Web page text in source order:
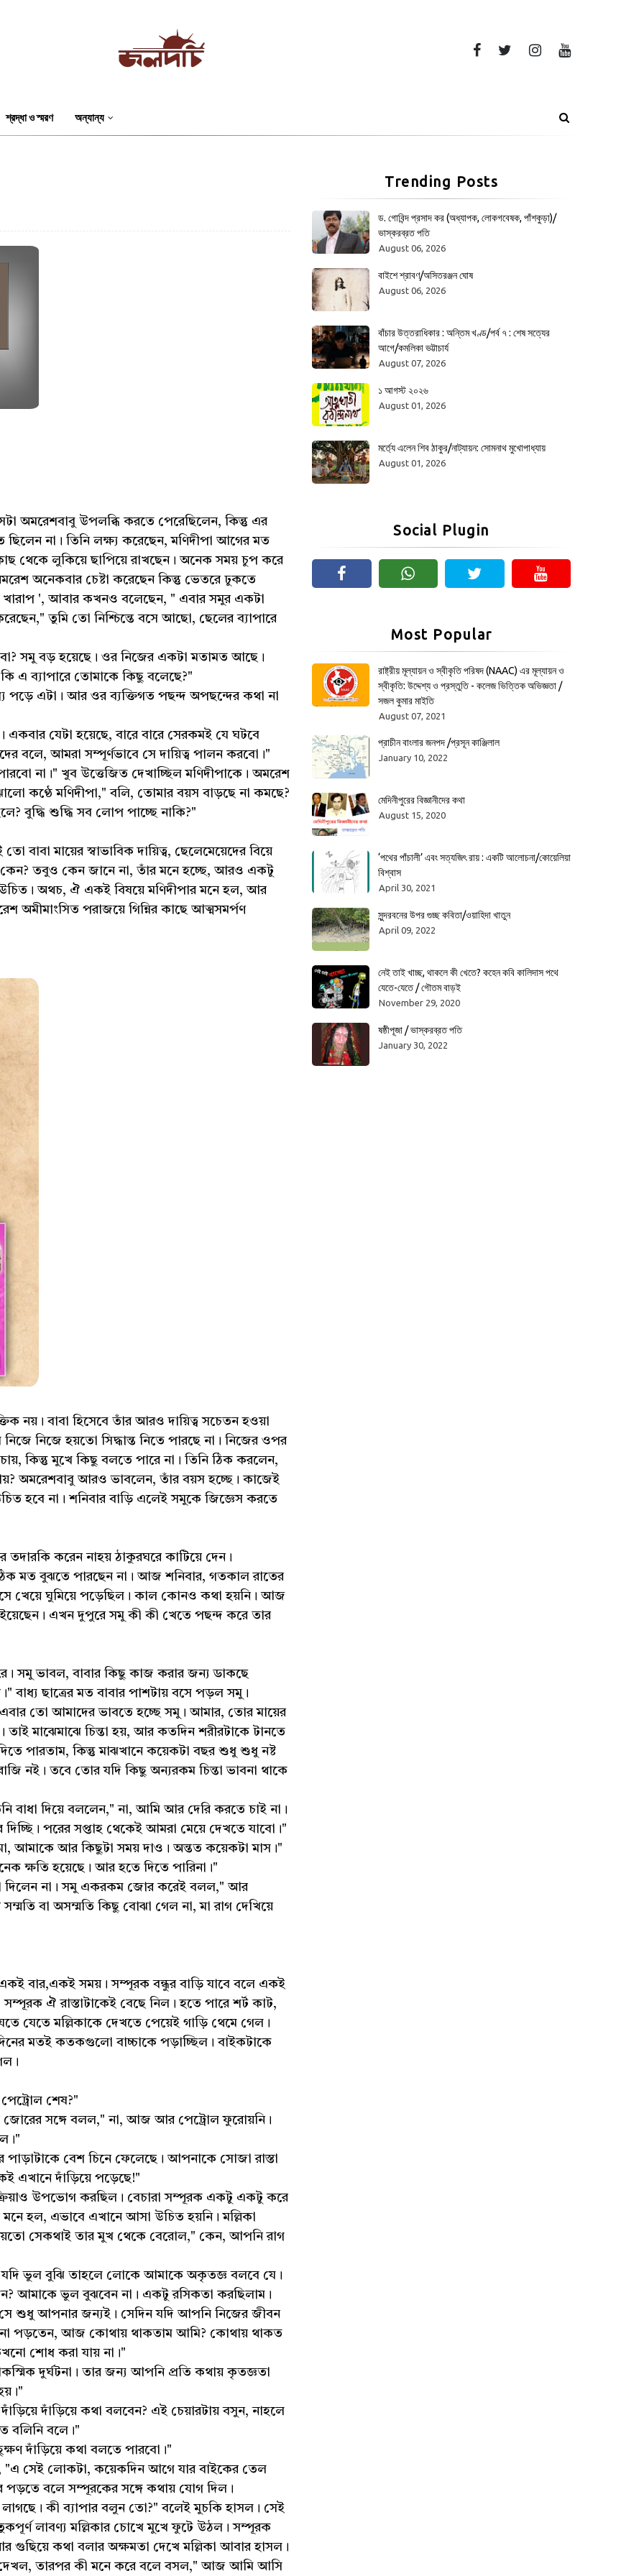
শ্রদ্ধা ও স্মরণ অন্যান্য
সেটা অমরেশবাবু উপলব্ধি করতে পেরেছিলেন, কিন্তু এর
ছিলেন না। তিনি লক্ষ্য করেছেন, মণিদীপা আগের মত
থেকে লুকিয়ে ছাপিয়ে রাখছেন। অনেক সময় চুপ করে
অনেকবার চেষ্টা করেছেন কিন্তু ভেতরে ঢুকতে
', আবার কখনও বলেছেন, " এবার সমুর একটা
তুমি তো নিশ্চিন্তে বসে আছো, ছেলের ব্যাপারে
সমু বড় হয়েছে। ওর নিজের একটা মতামত আছে।
এ ব্যাপারে তোমাকে কিছু বলেছে?"
পড়ে এটা। আর ওর ব্যক্তিগত পছন্দ অপছন্দের কথা না
যেটা হয়েছে, বারে বারে সেরকমই যে ঘটবে
বলে, আমরা সম্পূর্ণভাবে সে দায়িত্ব পালন করবো।"
না।" খুব উত্তেজিত দেখাচ্ছিল মণিদীপাকে। অমরেশ
কণ্ঠে মণিদীপা," বলি, তোমার বয়স বাড়ছে না কমছে?
বুদ্ধি শুদ্ধি সব লোপ পাচ্ছে নাকি?"
মায়ের স্বাভাবিক দায়িত্ব, ছেলেমেয়েদের বিয়ে
তবুও কেন জানে না, তাঁর মনে হচ্ছে, আরও একটু
অথচ, ঐ একই বিষয়ে মণিদীপার মনে হল, আর
অমীমাংসিত পরাজয়ে গিন্নির কাছে আত্মসমর্পণ
নয়। বাবা হিসেবে তাঁর আরও দায়িত্ব সচেতন হওয়া
নিজে হয়তো সিদ্ধান্ত নিতে পারছে না। নিজের ওপর
কিন্তু মুখে কিছু বলতে পারে না। তিনি ঠিক করলেন,
অমরেশবাবু আরও ভাবলেন, তাঁর বয়স হচ্ছে। কাজেই
হবে না। শনিবার বাড়ি এলেই সমুকে জিজ্ঞেস করতে
তদারকি করেন নাহয় ঠাকুরঘরে কাটিয়ে দেন।
মত বুঝতে পারছেন না। আজ শনিবার, গতকাল রাতের
এসে খেয়ে ঘুমিয়ে পড়েছিল। কাল কোনও কথা হয়নি। আজ
এখন দুপুরে সমু কী কী খেতে পছন্দ করে তার
সমু ভাবল, বাবার কিছু কাজ করার জন্য ডাকছে
বাধ্য ছাত্রের মত বাবার পাশটায় বসে পড়ল সমু।
তো আমাদের ভাবতে হচ্ছে সমু। আমার, তোর মায়ের
মাঝেমাঝে চিন্তা হয়, আর কতদিন শরীরটাকে টানতে
পারতাম, কিন্তু মাঝখানে কয়েকটা বছর শুধু শুধু নষ্ট
নই। তবে তোর যদি কিছু অন্যরকম চিন্তা ভাবনা থাকে
বাধা দিয়ে বললেন," না, আমি আর দেরি করতে চাই না।
পরের সপ্তাহ থেকেই আমরা মেয়ে দেখতে যাবো।"
আমাকে আর কিছুটা সময় দাও। অন্তত কয়েকটা মাস।"
ক্ষতি হয়েছে। আর হতে দিতে পারিনা।"
দিলেন না। সমু একরকম জোর করেই বলল," আর
বা অসম্মতি কিছু বোঝা গেল না, মা রাগ দেখিয়ে
বার,একই সময়। সম্পূরক বন্ধুর বাড়ি যাবে বলে একই
ঐ রাস্তাটাকেই বেছে নিল। হতে পারে শর্ট কাট,
যেতে মল্লিকাকে দেখতে পেয়েই গাড়ি থেমে গেল।
মতই কতকগুলো বাচ্চাকে পড়াচ্ছিল। বাইকটাকে
শেষ?"
জোরের সঙ্গে বলল," না, আজ আর পেট্রোল ফুরোয়নি।
পাড়াটাকে বেশ চিনে ফেলেছে। আপনাকে সোজা রাস্তা
এখানে দাঁড়িয়ে পড়েছে!"
উপভোগ করছিল। বেচারা সম্পূরক একটু একটু করে
হল, এভাবে এখানে আসা উচিত হয়নি। মল্লিকা
সেকথাই তার মুখ থেকে বেরোল," কেন, আপনি রাগ
ভুল বুঝি তাহলে লোকে আমাকে অকৃতজ্ঞ বলবে যে।
আমাকে ভুল বুঝবেন না। একটু রসিকতা করছিলাম।
শুধু আপনার জন্যই। সেদিন যদি আপনি নিজের জীবন
না পড়তেন, আজ কোথায় থাকতাম আমি? কোথায় থাকত
শোধ করা যায় না।"
দুর্ঘটনা। তার জন্য আপনি প্রতি কথায় কৃতজ্ঞতা
দাঁড়িয়ে কথা বলবেন? এই চেয়ারটায় বসুন, নাহলে
বলিনি বলে।"
দাঁড়িয়ে কথা বলতে পারবো।"
"এ সেই লোকটা, কয়েকদিন আগে যার বাইকের তেল
পড়তে বলে সম্পূরকের সঙ্গে কথায় যোগ দিল।
কী ব্যাপার বলুন তো?" বলেই মুচকি হাসল। সেই
লাবণ্য মল্লিকার চোখে মুখে ফুটে উঠল। সম্পূরক
কথা বলার অক্ষমতা দেখে মল্লিকা আবার হাসল।
দেখল, তারপর কী মনে করে বলে বসল," আজ আমি আসি
Trending Posts
ড. গোবিন্দ প্রসাদ কর (অধ্যাপক, লোকগবেষক, পাঁশকুড়া)/
ভাস্করব্রত পতি
August 06, 2026
বাইশে শ্রাবণ/অসিতরঞ্জন ঘোষ
August 06, 2026
বাঁচার উত্তরাধিকার : অন্তিম খণ্ড/পর্ব ৭ : শেষ সত্যের
আগে/কমলিকা ভট্টাচার্য
August 07, 2026
১ আগস্ট ২০২৬
August 01, 2026
মর্ত্যে এলেন শিব ঠাকুর/নাট্যায়ন: সোমনাথ মুখোপাধ্যায়
August 01, 2026
Social Plugin
Most Popular
রাষ্ট্রীয় মূল্যায়ন ও স্বীকৃতি পরিষদ (NAAC) এর মূল্যায়ন ও
স্বীকৃতি: উদ্দেশ্য ও প্রস্তুতি - কলেজ ভিত্তিক অভিজ্ঞতা /
সজল কুমার মাইতি
August 07, 2021
প্রাচীন বাংলার জনপদ /প্রসূন কাঞ্জিলাল
January 10, 2022
মেদিনীপুরের বিজ্ঞানীদের কথা
August 15, 2020
‘পথের পাঁচালী’ এবং সত্যজিৎ রায় : একটি আলোচনা/কোয়েলিয়া
বিশ্বাস
April 30, 2021
সুন্দরবনের উপর গুচ্ছ কবিতা/ওয়াহিদা খাতুন
April 09, 2022
নেই তাই খাচ্ছ, থাকলে কী খেতে? কহেন কবি কালিদাস পথে
যেতে-যেতে / গৌতম বাড়ই
November 29, 2020
ষষ্ঠীপূজা / ভাস্করব্রত পতি
January 30, 2022